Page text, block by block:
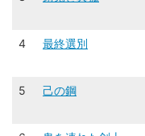
4
最終選別
5
己の鋼